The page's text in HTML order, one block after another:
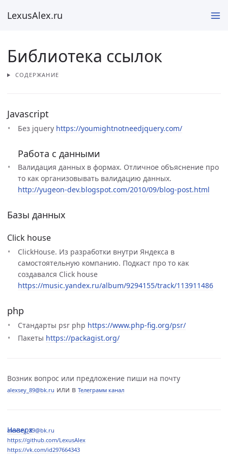
LexusAlex.ru
alexsey_89@bk.ru
https://github.com/LexusAlex
https://vk.com/id297664343
Библиотека ссылок
СОДЕРЖАНИЕ
Javascript
Без jquery https://youmightnotneedjquery.com/
Работа с данными
Валидация данных в формах. Отличное объяснение про
то как организовывать валидацию данных.
http://yugeon-dev.blogspot.com/2010/09/blog-post.html
Базы данных
Click house
ClickHouse. Из разработки внутри Яндекса в
самостоятельную компанию. Подкаст про то как
создавался Click house
https://music.yandex.ru/album/9294155/track/113911486
php
Стандарты psr php https://www.php-fig.org/psr/
Пакеты https://packagist.org/
Возник вопрос или предложение пиши на почту
alexsey_89@bk.ru или в Телеграмм канал
Наверх